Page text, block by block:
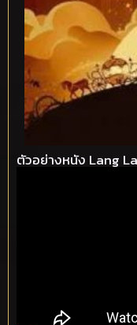
ตัวอย่างหนัง Lang